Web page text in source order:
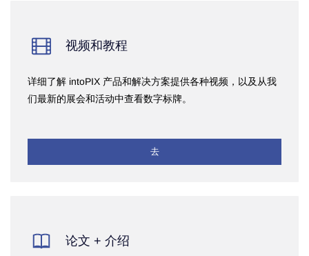
视频和教程
详细了解 intoPIX 产品和解决方案提供各种视频，以及从我
们最新的展会和活动中查看数字标牌。
去
论文 + 介绍